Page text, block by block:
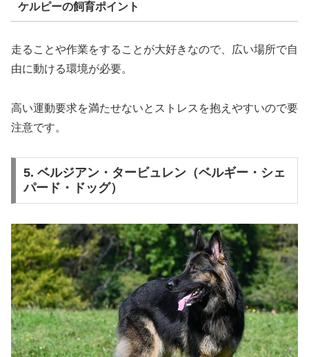
ケルピーの飼育ポイント
走ることや作業をすることが大好きなので、広い場所で自
由に動ける環境が必要。
高い運動要求を満たせないとストレスを抱えやすいので要
注意です。
5. ベルジアン・タービュレン（ベルギー・シェ
パード・ドッグ）